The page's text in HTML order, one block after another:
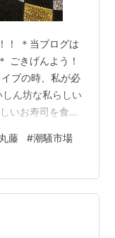
！ ＊当ブログは
ごきげんよう！
ブの時、私が必
ん坊な私らしい
いお寿司を食べ
潮騒グループ
777 （潮騒市場
00 （ラストオ
（ラストオーダ
丸藤 #潮騒市場